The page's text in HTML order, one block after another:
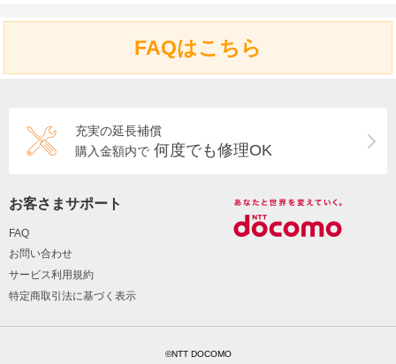
FAQはこちら
充実の延長補償
購入金額内で 何度でも修理OK
お客さまサポート
FAQ
お問い合わせ
サービス利用規約
特定商取引法に基づく表示
©NTT DOCOMO